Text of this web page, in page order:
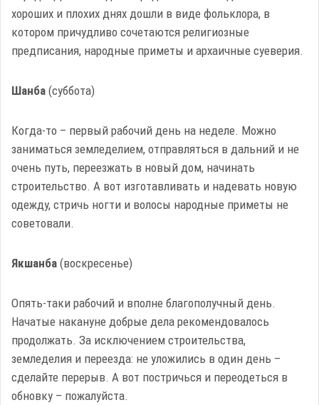
хороших и плохих днях дошли в виде фольклора, в
котором причудливо сочетаются религиозные
предписания, народные приметы и архаичные суеверия.
Шанба (суббота)
Когда-то – первый рабочий день на неделе. Можно
заниматься земледелием, отправляться в дальний и не
очень путь, переезжать в новый дом, начинать
строительство. А вот изготавливать и надевать новую
одежду, стричь ногти и волосы народные приметы не
советовали.
Якшанба (воскресенье)
Опять-таки рабочий и вполне благополучный день.
Начатые накануне добрые дела рекомендовалось
продолжать. За исключением строительства,
земледелия и переезда: не уложились в один день –
сделайте перерыв. А вот постричься и переодеться в
обновку – пожалуйста.